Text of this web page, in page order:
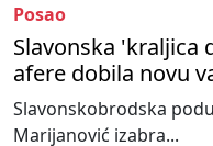
Posao
Slavonska 'kraljica
afere dobila novu
Slavonskobrodska
Marijanović izabra...